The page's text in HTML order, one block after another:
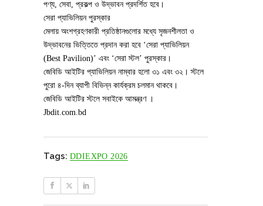
পণ্য, সেবা, প্রকল্প ও উদ্ভাবন প্রদর্শিত হবে।
সেরা প্যাভিলিয়ন পুরস্কার
মেলায় অংশগ্রহণকারী প্রতিষ্ঠানগুলোর মধ্যে সৃজনশীলতা ও
উদ্ভাবনের ভিত্তিতে প্রদান করা হবে ‘সেরা প্যাভিলিয়ন
(Best Pavilion)’ এবং ‘সেরা স্টল’ পুরস্কার।
জেবিডি আইটির প্যাভিলিয়ন নাম্বার হলো ৩১ এবং ৩২। স্টলে
পুরো ৪-দিন ব্যাপী বিভিন্ন কার্যক্রম চলমান থাকবে।
জেবিডি আইটির স্টলে সবাইকে আমন্ত্রণ ।
Jbdit.com.bd
Tags: DDIEXPO 2026